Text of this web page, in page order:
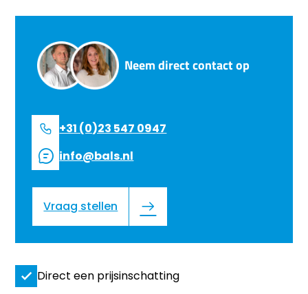
Neem direct contact op
+31 (0)23 547 0947
info@bals.nl
Vraag stellen
Direct een prijsinschatting